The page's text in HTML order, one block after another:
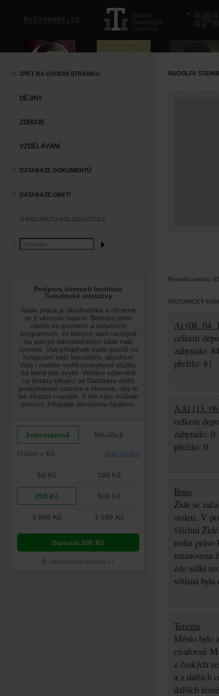
ZPĚT NA ÚVODNÍ STRÁNKU
DĚJINY
ZDROJE
VZDĚLÁVÁNÍ
DATABÁZE DOKUMENTŮ
DATABÁZE OBĚTÍ
O PROJEKTU HOLOCAUST.CZ
RUDOLFA
Poslední změna:
HISTORICKÝ
Ai (08. 04.
celkem
zahynulo:
přežilo: 81
AAi (13.
celkem
zahynulo: 0
přežilo: 0
Brno
Židé se
století. V
všichni
rodin právo
ustanovena
zde sídlil
většina
Terezín
Město bylo
císařovně
z českých
a z dalších
dalších